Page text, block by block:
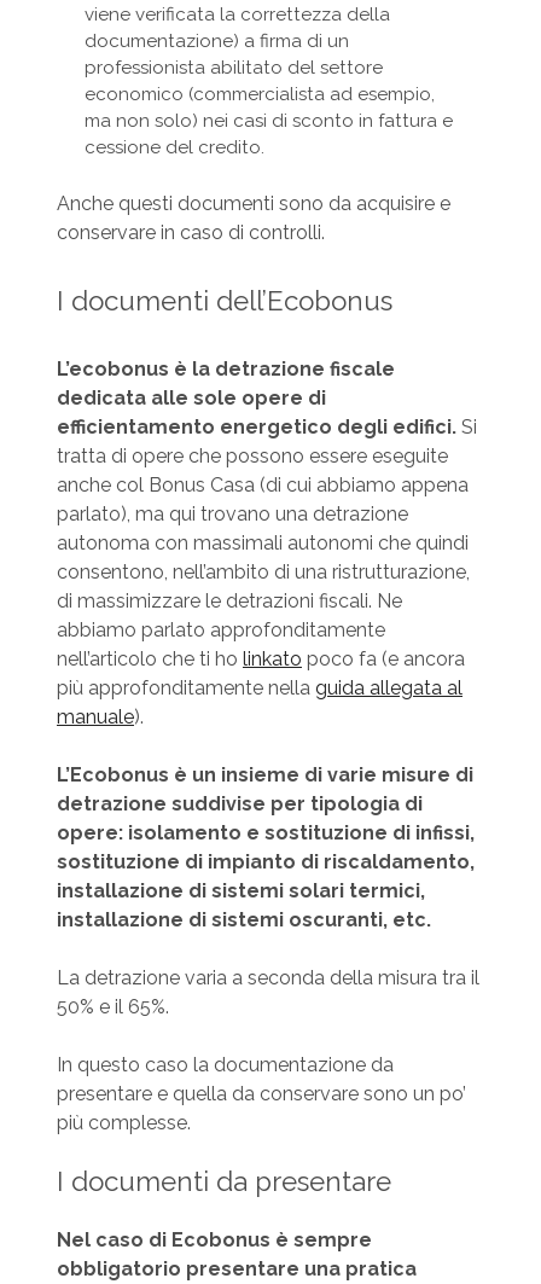
viene verificata la correttezza della
documentazione) a firma di un
professionista abilitato del settore
economico (commercialista ad esempio,
ma non solo) nei casi di sconto in fattura e
cessione del credito.
Anche questi documenti sono da acquisire e
conservare in caso di controlli.
I documenti dell’Ecobonus
L’ecobonus è la detrazione fiscale
dedicata alle sole opere di
efficientamento energetico degli edifici.Si
tratta di opere che possono essere eseguite
anche col Bonus Casa (di cui abbiamo appena
parlato), ma qui trovano una detrazione
autonoma con massimali autonomi che quindi
consentono, nell’ambito di una ristrutturazione,
di massimizzare le detrazioni fiscali. Ne
abbiamo parlato approfonditamente
nell’articolo che ti ho linkato poco fa (e ancora
più approfonditamente nella guida allegata al
manuale).
L’Ecobonus è un insieme di varie misure di
detrazione suddivise per tipologia di
opere: isolamento e sostituzione di infissi,
sostituzione di impianto di riscaldamento,
installazione di sistemi solari termici,
installazione di sistemi oscuranti, etc.
La detrazione varia a seconda della misura tra il
50% e il 65%.
In questo caso la documentazione da
presentare e quella da conservare sono un po’
più complesse.
I documenti da presentare
Nel caso di Ecobonus è sempre
obbligatorio presentare una pratica